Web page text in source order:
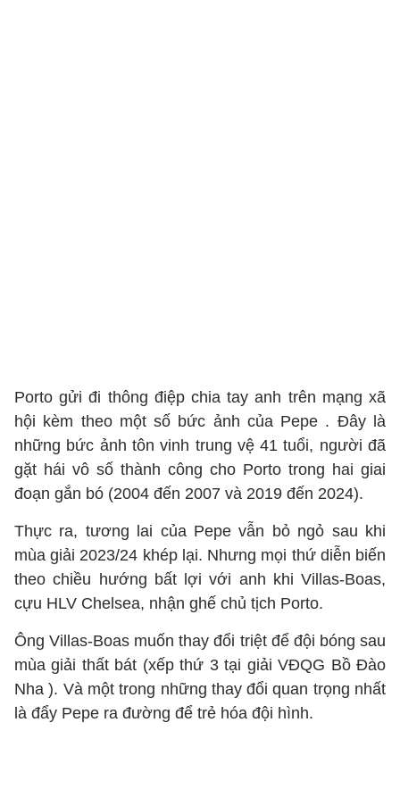
Porto gửi đi thông điệp chia tay anh trên mạng xã
hội kèm theo một số bức ảnh của Pepe . Đây là
những bức ảnh tôn vinh trung vệ 41 tuổi, người đã
gặt hái vô số thành công cho Porto trong hai giai
đoạn gắn bó (2004 đến 2007 và 2019 đến 2024).
Thực ra, tương lai của Pepe vẫn bỏ ngỏ sau khi
mùa giải 2023/24 khép lại. Nhưng mọi thứ diễn biến
theo chiều hướng bất lợi với anh khi Villas-Boas,
cựu HLV Chelsea, nhận ghế chủ tịch Porto.
Ông Villas-Boas muốn thay đổi triệt để đội bóng sau
mùa giải thất bát (xếp thứ 3 tại giải VĐQG Bồ Đào
Nha ). Và một trong những thay đổi quan trọng nhất
là đẩy Pepe ra đường để trẻ hóa đội hình.